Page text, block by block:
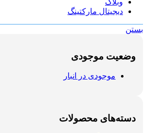
وبلاگ
دیجیتال مارکتینگ
بستن
وضعیت موجودی
موجودی در انبار
دسته‌های محصولات